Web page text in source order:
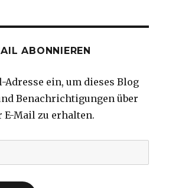
ABONNIEREN
Adresse ein, um dieses Blog
Benachrichtigungen über
E-Mail zu erhalten.